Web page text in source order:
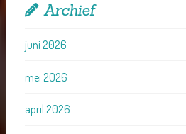
Archief
juni 2026
mei 2026
april 2026